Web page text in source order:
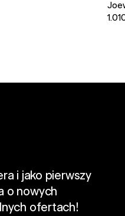
i jako pierwszy
o nowych
ofertach!